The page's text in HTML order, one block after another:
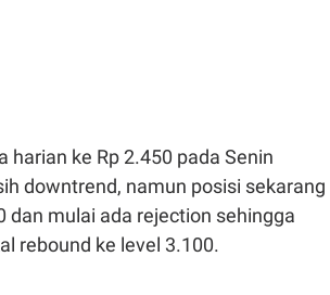
harian ke Rp 2.450 pada Senin
downtrend, namun posisi sekarang
dan mulai ada rejection sehingga
rebound ke level 3.100.